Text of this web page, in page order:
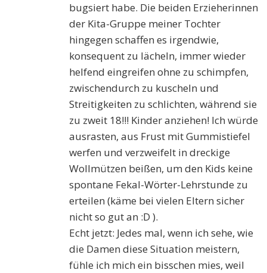
bugsiert habe. Die beiden Erzieherinnen
der Kita-Gruppe meiner Tochter
hingegen schaffen es irgendwie,
konsequent zu lächeln, immer wieder
helfend eingreifen ohne zu schimpfen,
zwischendurch zu kuscheln und
Streitigkeiten zu schlichten, während sie
zu zweit 18!!! Kinder anziehen! Ich würde
ausrasten, aus Frust mit Gummistiefel
werfen und verzweifelt in dreckige
Wollmützen beißen, um den Kids keine
spontane Fekal-Wörter-Lehrstunde zu
erteilen (käme bei vielen Eltern sicher
nicht so gut an :D ).
Echt jetzt: Jedes mal, wenn ich sehe, wie
die Damen diese Situation meistern,
fühle ich mich ein bisschen mies, weil